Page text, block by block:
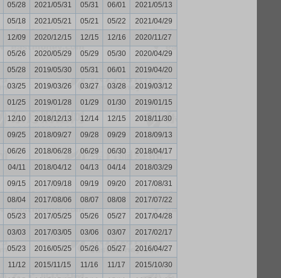
05/28 2021/05/31 05/31 06/01
2021/05/13
05/18 2021/05/21 05/21 05/22
2021/04/29
12/09 2020/12/15 12/15 12/16
2020/11/27
05/26 2020/05/29 05/29 05/30
2020/04/29
05/28 2019/05/30 05/31 06/01
2019/04/20
03/25 2019/03/26 03/27 03/28
2019/03/12
01/25 2019/01/28 01/29 01/30
2019/01/15
12/10 2018/12/13 12/14 12/15
2018/11/30
09/25 2018/09/27 09/28 09/29
2018/09/13
06/26 2018/06/28 06/29 06/30
2018/04/17
04/11 2018/04/12 04/13 04/14
2018/03/29
09/15 2017/09/18 09/19 09/20
2017/08/31
08/04 2017/08/06 08/07 08/08
2017/07/22
05/23 2017/05/25 05/26 05/27
2017/04/28
03/03 2017/03/05 03/06 03/07
2017/02/17
05/23 2016/05/25 05/26 05/27
2016/04/27
11/12 2015/11/15 11/16 11/17
2015/10/30